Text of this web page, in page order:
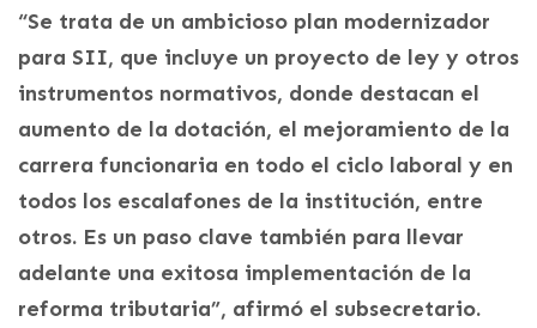
“Se trata de un ambicioso plan modernizador
para SII, que incluye un proyecto de ley y otros
instrumentos normativos, donde destacan el
aumento de la dotación, el mejoramiento de la
carrera funcionaria en todo el ciclo laboral y en
todos los escalafones de la institución, entre
otros. Es un paso clave también para llevar
adelante una exitosa implementación de la
reforma tributaria”, afirmó el subsecretario.